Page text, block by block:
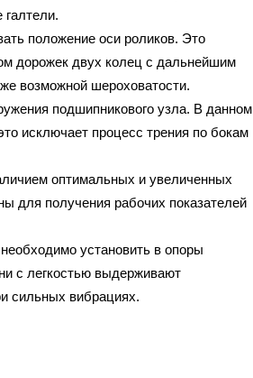
положение оси роликов. Это
дорожек двух колец с дальнейшим
возможной шероховатости.
подшипникового узла. В данном
исключает процесс трения по бокам
оптимальных и увеличенных
для получения рабочих показателей
установить в опоры
с легкостью выдерживают
сильных вибрациях.